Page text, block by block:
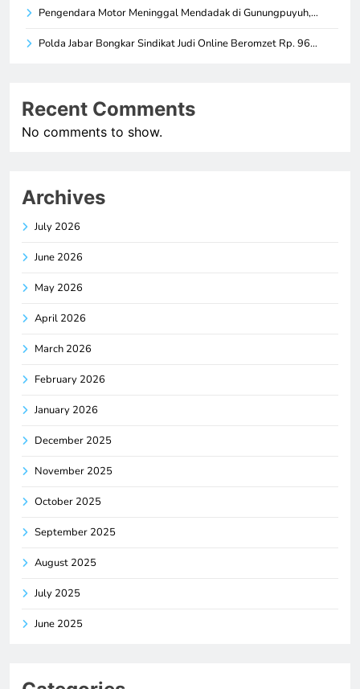
Pengendara Motor Meninggal Mendadak di Gunungpuyuh,…
Polda Jabar Bongkar Sindikat Judi Online Beromzet Rp. 96…
Recent Comments
No comments to show.
Archives
July 2026
June 2026
May 2026
April 2026
March 2026
February 2026
January 2026
December 2025
November 2025
October 2025
September 2025
August 2025
July 2025
June 2025